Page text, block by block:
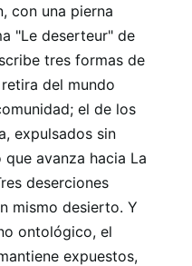
con una pierna
"Le deserteur" de
tres formas de
del mundo
el de los
expulsados ​​sin
avanza hacia La
deserciones
mismo desierto. Y
ontológico, el
expuestos,